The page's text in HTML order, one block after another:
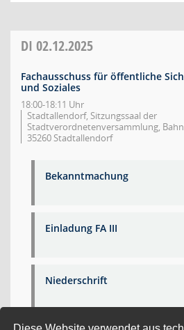
DI 02.12.2025
Fachausschuss für öffentliche
und Soziales
18:00-18:11 Uhr
Stadtallendorf, Sitzungssaal der
Stadtverordnetenversammlung,
35260 Stadtallendorf
Bekanntmachung
Einladung FA III
Niederschrift